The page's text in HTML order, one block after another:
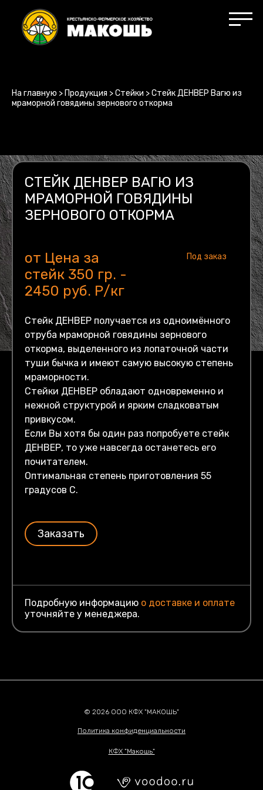
На главную > Продукция >Стейки >Стейк ДЕНВЕР Вагю из
мраморной говядины зернового откорма
СТЕЙК ДЕНВЕР ВАГЮ ИЗ
МРАМОРНОЙ ГОВЯДИНЫ
ЗЕРНОВОГО ОТКОРМА
от Цена за
стейк 350 гр. -
2450 руб. Р/кг
Под заказ
Стейк ДЕНВЕР получается из одноимённого
отруба мраморной говядины зернового
откорма, выделенного из лопаточной части
туши бычка и имеют самую высокую степень
мраморности.
Стейки ДЕНВЕР обладают одновременно и
нежной структурой и ярким сладковатым
привкусом.
Если Вы хотя бы один раз попробуете стейк
ДЕНВЕР, то уже навсегда останетесь его
почитателем.
Оптимальная степень приготовления 55
градусов С.
Заказать
Подробную информацию о доставке и оплате
уточняйте у менеджера.
© 2026 ООО КФХ "МАКОШЬ"
Политика конфиденциальности
КФХ "Макошь"